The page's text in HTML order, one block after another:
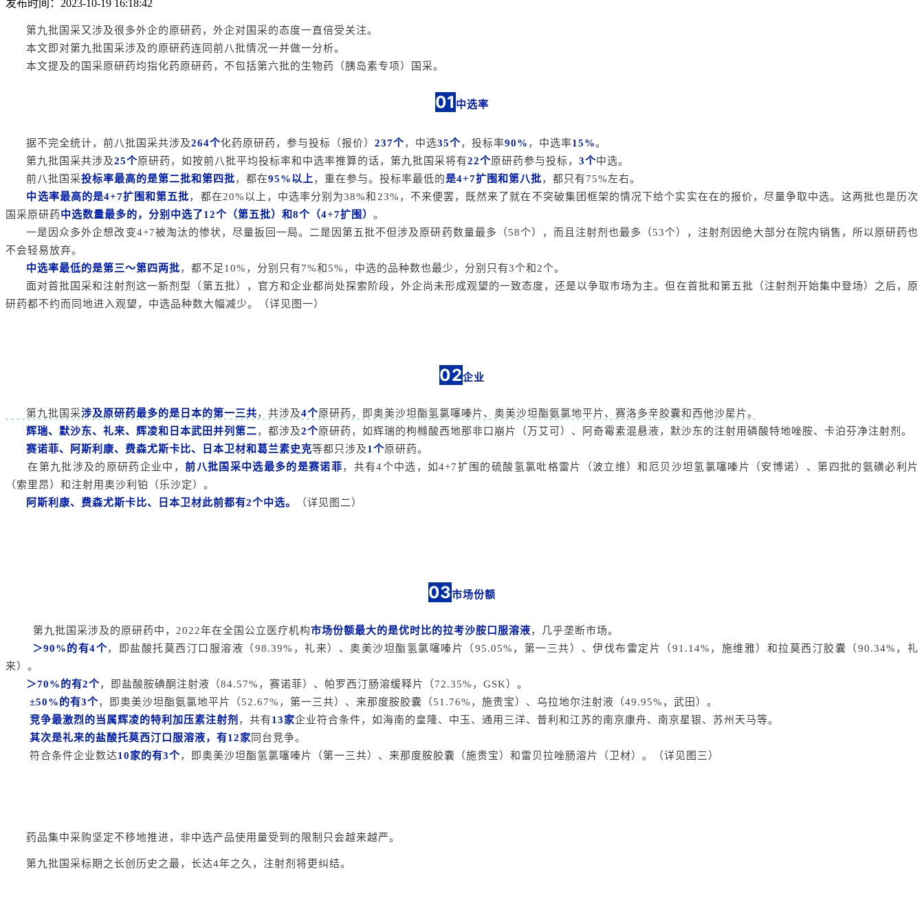
发布时间：2023-10-19 16:18:42
第九批国采又涉及很多外企的原研药，外企对国采的态度一直倍受关注。
本文即对第九批国采涉及的原研药连同前八批情况一并做一分析。
本文提及的国采原研药均指化药原研药，不包括第六批的生物药（胰岛素专项）国采。
01 中选率
据不完全统计，前八批国采共涉及264个化药原研药，参与投标（报价） 237个，中选35个，投标率90% ，中选率15%。
第九批国采共涉及25个原研药，如按前八批平均投标率和中选率推算的话，第九批国采将有22个原研药参与投标， 3个中选。
前八批国采投标率最高的是第二批和第四批，都在95%以上，重在参与。投标率最低的是4+7扩围和第八批，都只有75%左右。
中选率最高的是4+7扩围和第五批，都在20%以上，中选率分别为38%和23%，不来便罢，既然来了就在不突破集团框架的情况下给个实实在在的报价，尽量争取中选。这两批也是历次
国采原研药中选数量最多的，分别中选了12个（第五批）和8个（4+7扩围） 。
一是因众多外企想改变4+7被淘汰的惨状，尽量扳回一局。二是因第五批不但涉及原研药数量最多（58个），而且注射剂也最多（53个），注射剂因绝大部分在院内销售，所以原研药也
不会轻易放弃。
中选率最低的是第三～第四两批，都不足10%，分别只有7%和5%，中选的品种数也最少，分别只有3个和2个。
面对首批国采和注射剂这一新剂型（第五批），官方和企业都尚处探索阶段，外企尚未形成观望的一致态度，还是以争取市场为主。但在首批和第五批（注射剂开始集中登场）之后，原
研药都不约而同地进入观望，中选品种数大幅减少。（详见图一）
02企业
第九批国采涉及原研药最多的是日本的第一三共，共涉及4个原研药，即奥美沙坦酯氢氯噻嗪片、奥美沙坦酯氨氯地平片、赛洛多辛胶囊和西他沙星片。
辉瑞、默沙东、礼来、辉凌和日本武田并列第二，都涉及2个原研药，如辉瑞的枸橼酸西地那非口崩片（万艾可）、阿奇霉素混悬液，默沙东的注射用磷酸特地唑胺、卡泊芬净注射剂。
赛诺菲、阿斯利康、费森尤斯卡比、日本卫材和葛兰素史克等都只涉及1个原研药。
在第九批涉及的原研药企业中，前八批国采中选最多的是赛诺菲，共有4个中选，如4+7扩围的硫酸氢氯吡格雷片（波立维）和厄贝沙坦氢氯噻嗪片（安博诺）、第四批的氨磺必利片
（索里昂）和注射用奥沙利铂（乐沙定）。
阿斯利康、费森尤斯卡比、日本卫材此前都有2个中选。
（详见图二）
03市场份额
第九批国采涉及的原研药中，2022年在全国公立医疗机构市场份额最大的是优时比的拉考沙胺口服溶液，几乎垄断市场。
＞90%的有4个，即盐酸托莫西汀口服溶液（98.39%，礼来）、奥美沙坦酯氢氯噻嗪片（95.05%，第一三共）、伊伐布雷定片（91.14%，施维雅）和拉莫西汀胶囊（90.34%，礼
来）。
＞70%的有2个，即盐酸胺碘酮注射液（84.57%，赛诺菲）、帕罗西汀肠溶缓释片（72.35%，GSK）。
±50%的有3个，即奥美沙坦酯氨氯地平片（52.67%，第一三共）、来那度胺胶囊（51.76%，施贵宝）、乌拉地尔注射液（49.95%，武田）。
竞争最激烈的当属辉凌的特利加压素注射剂 ，共有13家企业符合条件，如海南的皇隆、中玉、通用三洋、普利和江苏的南京康舟、南京星银、苏州天马等。
其次是礼来的盐酸托莫西汀口服溶液，有12家 同台竞争。
符合条件企业数达10家的有3个，即奥美沙坦酯氢氯噻嗪片（第一三共）、来那度胺胶囊（施贵宝）和雷贝拉唑肠溶片（卫材）。（详见图三）
药品集中采购坚定不移地推进，非中选产品使用量受到的限制只会越来越严。
第九批国采标期之长创历史之最，长达4年之久，注射剂将更纠结。